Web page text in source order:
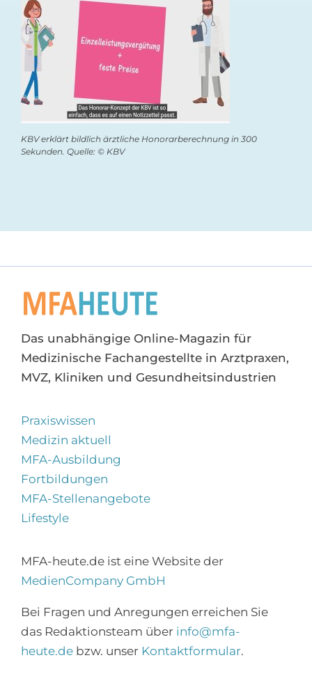
KBV erklärt bildlich ärztliche Honorarberechnung in 300
Sekunden. Quelle: © KBV
Das unabhängige Online-Magazin für
Medizinische Fachangestellte in Arztpraxen,
MVZ, Kliniken und Gesundheitsindustrien
Praxiswissen
Medizin aktuell
MFA-Ausbildung
Fortbildungen
MFA-Stellenangebote
Lifestyle
MFA-heute.de ist eine Website der
MedienCompany GmbH
Bei Fragen und Anregungen erreichen Sie
das Redaktionsteam über info@mfa-
heute.debzw. unser Kontaktformular.
Abonnieren Sie den
MFA-Newsletter!